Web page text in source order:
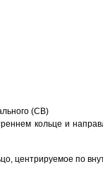
(CB)
кольце и
центрируемое по